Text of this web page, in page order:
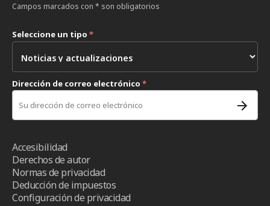
Campos marcados con * son obligatorios
Seleccione un tipo *
Dirección de correo electrónico *
Accesibilidad
Derechos de autor
Normas de privacidad
Deducción de impuestos
Configuración de privacidad